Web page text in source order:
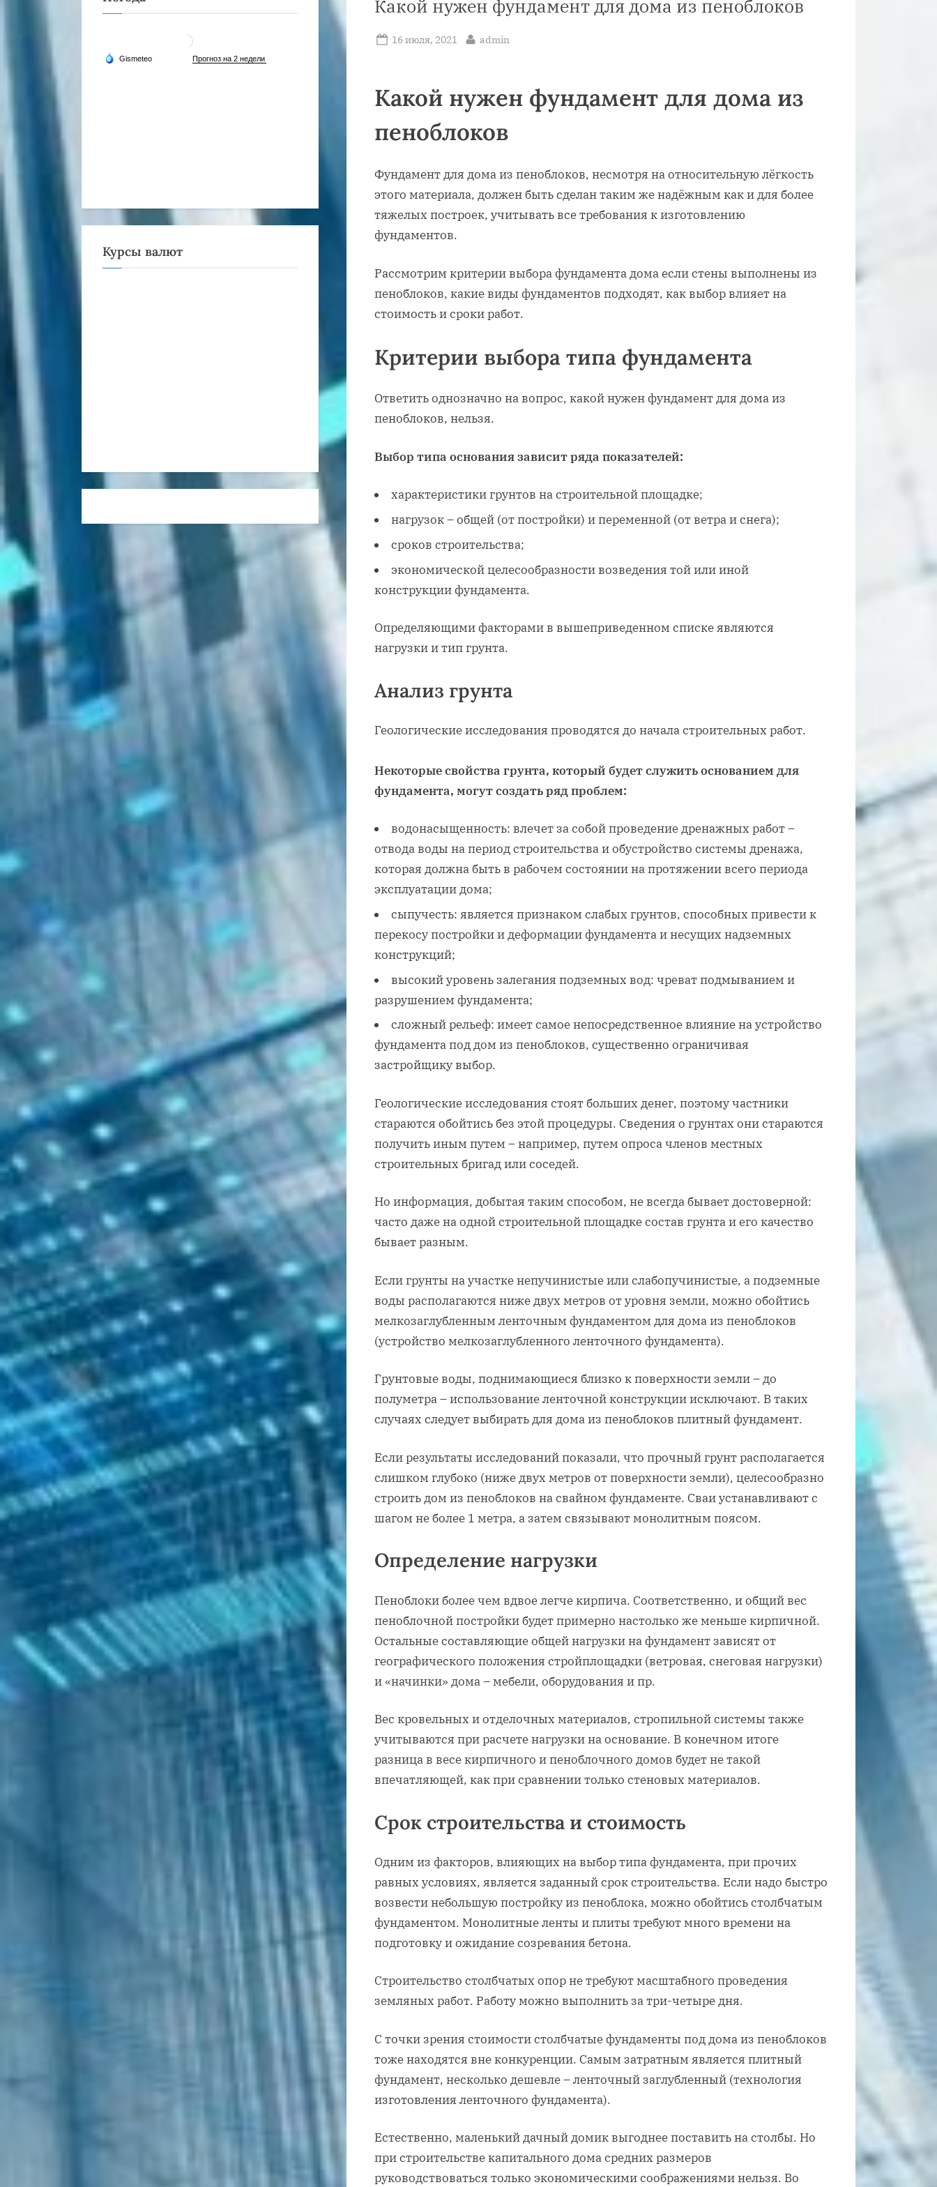
Какой нужен фундамент для дома из пеноблоков
Posted
16 июля, 2021 By
admin
Какой нужен фундамент для дома из
пеноблоков
Фундамент для дома из пеноблоков, несмотря на относительную лёгкость
этого материала, должен быть сделан таким же надёжным как и для более
тяжелых построек, учитывать все требования к изготовлению
фундаментов.
Рассмотрим критерии выбора фундамента дома если стены выполнены из
пеноблоков, какие виды фундаментов подходят, как выбор влияет на
стоимость и сроки работ.
Критерии выбора типа фундамента
Ответить однозначно на вопрос, какой нужен фундамент для дома из
пеноблоков, нельзя.
Выбор типа основания зависит ряда показателей:
характеристики грунтов на строительной площадке;
нагрузок – общей (от постройки) и переменной (от ветра и снега);
сроков строительства;
экономической целесообразности возведения той или иной
конструкции фундамента.
Определяющими факторами в вышеприведенном списке являются
нагрузки и тип грунта.
Анализ грунта
Геологические исследования проводятся до начала строительных работ.
Некоторые свойства грунта, который будет служить основанием для
фундамента, могут создать ряд проблем:
водонасыщенность: влечет за собой проведение дренажных работ –
отвода воды на период строительства и обустройство системы дренажа,
которая должна быть в рабочем состоянии на протяжении всего периода
эксплуатации дома;
сыпучесть: является признаком слабых грунтов, способных привести к
перекосу постройки и деформации фундамента и несущих надземных
конструкций;
высокий уровень залегания подземных вод: чреват подмыванием и
разрушением фундамента;
сложный рельеф: имеет самое непосредственное влияние на устройство
фундамента под дом из пеноблоков, существенно ограничивая
застройщику выбор.
Геологические исследования стоят больших денег, поэтому частники
стараются обойтись без этой процедуры. Сведения о грунтах они стараются
получить иным путем – например, путем опроса членов местных
строительных бригад или соседей.
Но информация, добытая таким способом, не всегда бывает достоверной:
часто даже на одной строительной площадке состав грунта и его качество
бывает разным.
Если грунты на участке непучинистые или слабопучинистые, а подземные
воды располагаются ниже двух метров от уровня земли, можно обойтись
мелкозаглубленным ленточным фундаментом для дома из пеноблоков
(устройство мелкозаглубленного ленточного фундамента).
Грунтовые воды, поднимающиеся близко к поверхности земли – до
полуметра – использование ленточной конструкции исключают. В таких
случаях следует выбирать для дома из пеноблоков плитный фундамент.
Если результаты исследований показали, что прочный грунт располагается
слишком глубоко (ниже двух метров от поверхности земли), целесообразно
строить дом из пеноблоков на свайном фундаменте. Сваи устанавливают с
шагом не более 1 метра, а затем связывают монолитным поясом.
Определение нагрузки
Пеноблоки более чем вдвое легче кирпича. Соответственно, и общий вес
пеноблочной постройки будет примерно настолько же меньше кирпичной.
Остальные составляющие общей нагрузки на фундамент зависят от
географического положения стройплощадки (ветровая, снеговая нагрузки)
и «начинки» дома – мебели, оборудования и пр.
Вес кровельных и отделочных материалов, стропильной системы также
учитываются при расчете нагрузки на основание. В конечном итоге
разница в весе кирпичного и пеноблочного домов будет не такой
впечатляющей, как при сравнении только стеновых материалов.
Срок строительства и стоимость
Одним из факторов, влияющих на выбор типа фундамента, при прочих
равных условиях, является заданный срок строительства. Если надо быстро
возвести небольшую постройку из пеноблока, можно обойтись столбчатым
фундаментом. Монолитные ленты и плиты требуют много времени на
подготовку и ожидание созревания бетона.
Строительство столбчатых опор не требуют масштабного проведения
земляных работ. Работу можно выполнить за три-четыре дня.
С точки зрения стоимости столбчатые фундаменты под дома из пеноблоков
тоже находятся вне конкуренции. Самым затратным является плитный
фундамент, несколько дешевле – ленточный заглубленный (технология
изготовления ленточного фундамента).
Естественно, маленький дачный домик выгоднее поставить на столбы. Но
при строительстве капитального дома средних размеров
руководствоваться только экономическими соображениями нельзя. Во
Курсы валют